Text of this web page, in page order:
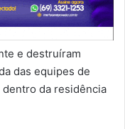
e destruíram
das equipes de
dentro da residência